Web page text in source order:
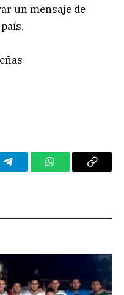
un mensaje de
TelegramWhatsAppCopy